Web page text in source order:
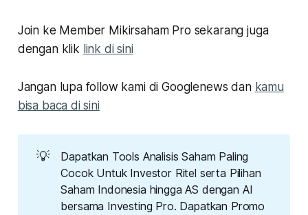
Join ke Member Mikirsaham Pro sekarang juga
dengan klik link di sini
Jangan lupa follow kami di Googlenews dan kamu
bisa baca di sini
💡
Dapatkan Tools Analisis Saham Paling
Cocok Untuk Investor Ritel serta Pilihan
Saham Indonesia hingga AS dengan AI
bersama Investing Pro. Dapatkan Promo